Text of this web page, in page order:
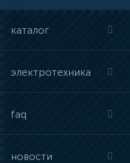
каталог
электротехника
faq
новости